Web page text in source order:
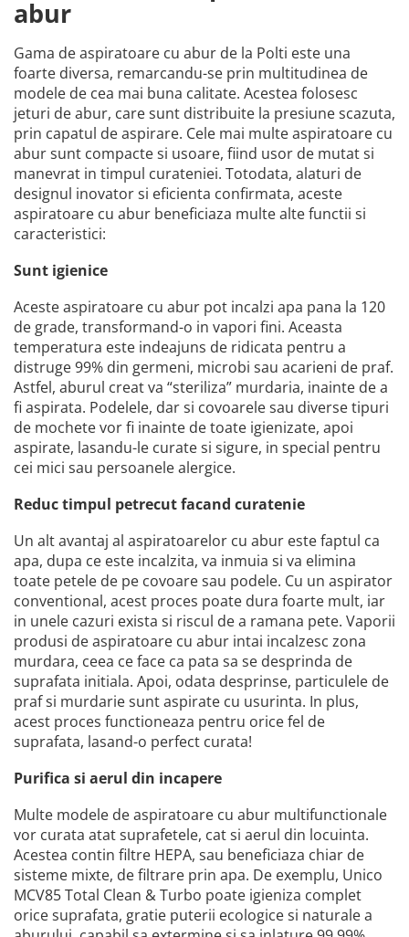
abur
Gama de aspiratoare cu abur de la Polti este una
foarte diversa, remarcandu-se prin multitudinea de
modele de cea mai buna calitate. Acestea folosesc
jeturi de abur, care sunt distribuite la presiune scazuta,
prin capatul de aspirare. Cele mai multe aspiratoare cu
abur sunt compacte si usoare, fiind usor de mutat si
manevrat in timpul curateniei. Totodata, alaturi de
designul inovator si eficienta confirmata, aceste
aspiratoare cu abur beneficiaza multe alte functii si
caracteristici:
Sunt igienice
Aceste aspiratoare cu abur pot incalzi apa pana la 120
de grade, transformand-o in vapori fini. Aceasta
temperatura este indeajuns de ridicata pentru a
distruge 99% din germeni, microbi sau acarieni de praf.
Astfel, aburul creat va “steriliza” murdaria, inainte de a
fi aspirata. Podelele, dar si covoarele sau diverse tipuri
de mochete vor fi inainte de toate igienizate, apoi
aspirate, lasandu-le curate si sigure, in special pentru
cei mici sau persoanele alergice.
Reduc timpul petrecut facand curatenie
Un alt avantaj al aspiratoarelor cu abur este faptul ca
apa, dupa ce este incalzita, va inmuia si va elimina
toate petele de pe covoare sau podele. Cu un aspirator
conventional, acest proces poate dura foarte mult, iar
in unele cazuri exista si riscul de a ramana pete. Vaporii
produsi de aspiratoare cu abur intai incalzesc zona
murdara, ceea ce face ca pata sa se desprinda de
suprafata initiala. Apoi, odata desprinse, particulele de
praf si murdarie sunt aspirate cu usurinta. In plus,
acest proces functioneaza pentru orice fel de
suprafata, lasand-o perfect curata!
Purifica si aerul din incapere
Multe modele de aspiratoare cu abur multifunctionale
vor curata atat suprafetele, cat si aerul din locuinta.
Acestea contin filtre HEPA, sau beneficiaza chiar de
sisteme mixte, de filtrare prin apa. De exemplu, Unico
MCV85 Total Clean & Turbo poate igieniza complet
orice suprafata, gratie puterii ecologice si naturale a